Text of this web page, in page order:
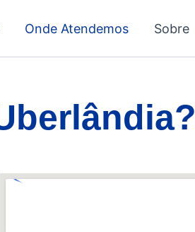
Onde Atendemos Sobre